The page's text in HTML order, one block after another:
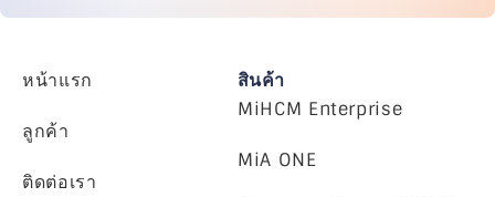
หน้าแรก
ลูกค้า
ติดต่อเรา
สินค้า
MiHCM Enterprise
MiA ONE